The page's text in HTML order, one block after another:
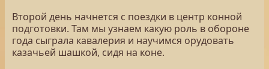
Второй день начнется с поездки в центр конной
подготовки. Там мы узнаем какую роль в обороне
года сыграла кавалерия и научимся орудовать
казачьей шашкой, сидя на коне.